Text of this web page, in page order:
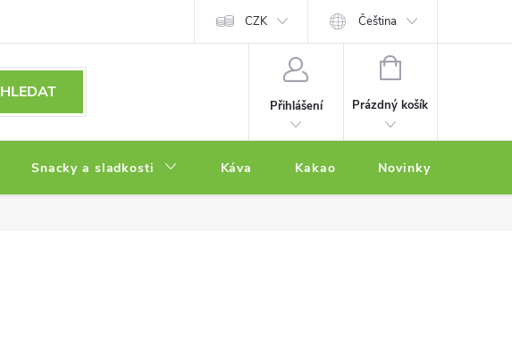
CZK Čeština
HLEDAT
Přihlášení
NÁKUPNÍ
Prázdný košík
Snacky a sladkosti Káva Kakao Novinky